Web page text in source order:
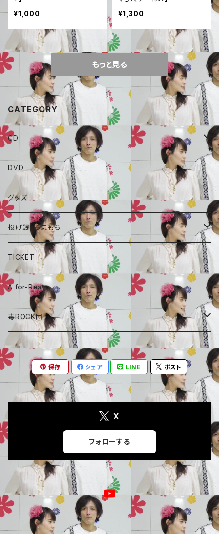
¥1,000
¥1,300
もっと見る
CATEGORY
CD
ALBAUM
A for-Real
毒ROCK団
SINGLE
コラボCD
A for-Real
毒ROCK団
DVD
グッズ
投げ銭，お気もち
あやめちゃんおやつ
頑張れ、しょーちゃん
しょーちゃん、おやつ
TICKET
A for-Real
毒ROCK団
Album
保存 シェア LINE ポスト
X
フォローする